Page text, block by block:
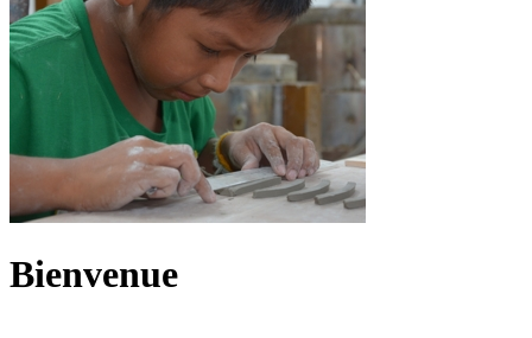
Bienvenue